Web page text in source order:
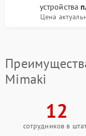
устройства
Цена
Mimaki
12
сотрудников в